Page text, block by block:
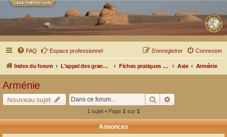
FAQ Espace professionnel Connexion
S’enregistrer
Index du forum L'appel des grands espaces Fiches pratiques par pays, pistes et bivouacs Asie Arménie
Arménie
Nouveau sujet Rechercher
1 sujet • Page 1 sur 1
Annonces